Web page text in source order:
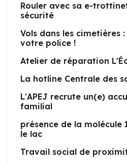
Rouler avec sa e-
sécurité
Vols dans les cimetières
votre police !
Atelier de réparation
La hotline Centrale des
L'APEJ recrute un(e)
familial
présence de la molécule
le lac
Travail social de